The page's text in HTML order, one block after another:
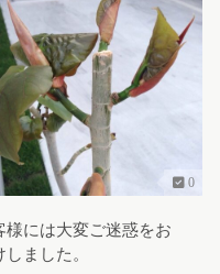
0
様には大変ご迷惑をお
しました。